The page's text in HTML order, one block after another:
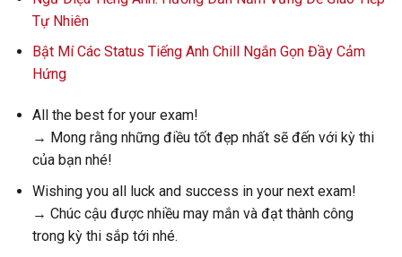
Tự Nhiên
Bật Mí Các Status Tiếng Anh Chill Ngắn Gọn Đầy Cảm
Hứng
All the best for your exam!
→ Mong rằng những điều tốt đẹp nhất sẽ đến với kỳ thi
của bạn nhé!
Wishing you all luck and success in your next exam!
→ Chúc cậu được nhiều may mắn và đạt thành công
trong kỳ thi sắp tới nhé.